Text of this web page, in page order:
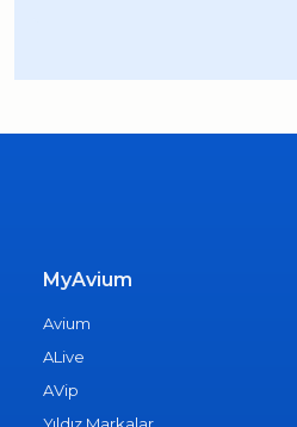
MyAvium
Avium
ALive
AVip